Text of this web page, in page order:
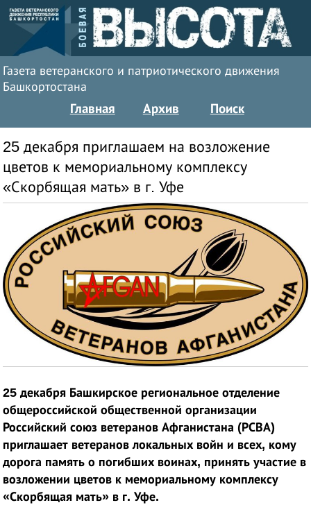
Газета ветеранского и патриотического движения
Башкортостана
Главная Архив Поиск
25 декабря приглашаем на возложение
цветов к мемориальному комплексу
«Скорбящая мать» в г. Уфе
25 декабря Башкирское региональное отделение
общероссийской общественной организации
Российский союз ветеранов Афганистана (РСВА)
приглашает ветеранов локальных войн и всех, кому
дорога память о погибших воинах, принять участие в
возложении цветов к мемориальному комплексу
«Скорбящая мать» в г. Уфе.